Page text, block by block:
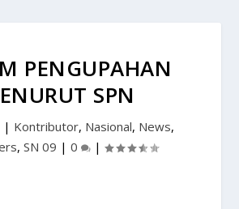
PENGUPAHAN
SPN
| Kontributor, Nasional, News,
, SN 09 | 0 |